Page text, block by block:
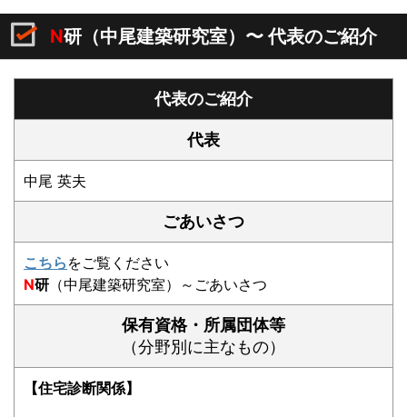
N研（中尾建築研究室）〜 代表のご紹介
代表のご紹介
代表
中尾 英夫
ごあいさつ
こちら をご覧ください
N研 （中尾建築研究室）～ごあいさつ
保有資格・所属団体等
（分野別に主なもの）
【住宅診断関係】